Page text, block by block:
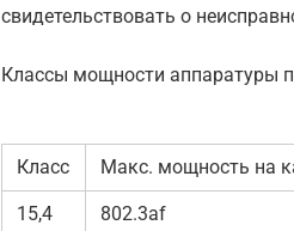
свидетельствовать о
Классы мощности аппаратуры
Класс Макс. мощность на
15,4 802.3af